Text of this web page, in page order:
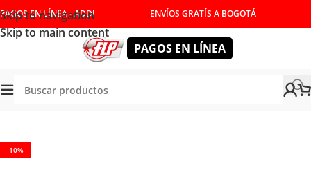
Skip to navigation
Skip to main content
PAGOS EN LÍNEA - ADDI ENVÍOS GRATÍS A BOGOTÁ
PAGOS EN LÍNEA
Tienda/ACCESORIOS
-10%